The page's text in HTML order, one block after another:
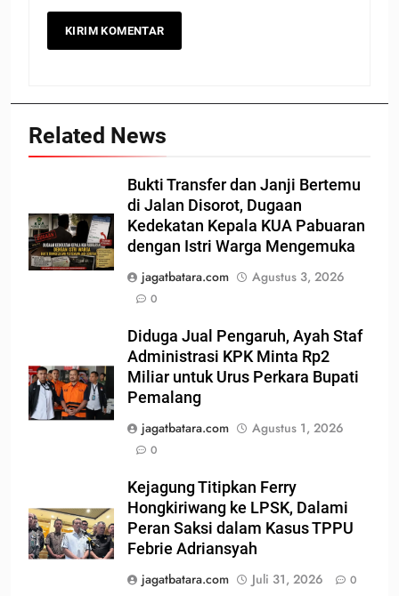
Related News
Bukti Transfer dan Janji Bertemu
di Jalan Disorot, Dugaan
Kedekatan Kepala KUA Pabuaran
dengan Istri Warga Mengemuka
jagatbatara.com
Agustus 3, 2026
0
Diduga Jual Pengaruh, Ayah Staf
Administrasi KPK Minta Rp2
Miliar untuk Urus Perkara Bupati
Pemalang
jagatbatara.com
Agustus 1, 2026
0
Kejagung Titipkan Ferry
Hongkiriwang ke LPSK, Dalami
Peran Saksi dalam Kasus TPPU
Febrie Adriansyah
jagatbatara.com
Juli 31, 2026 0